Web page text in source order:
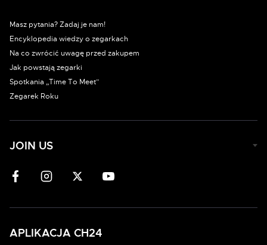
Masz pytania? Zadaj je nam!
Encyklopedia wiedzy o zegarkach
Na co zwrócić uwagę przed zakupem
Jak powstają zegarki
Spotkania „Time To Meet”
Zegarek Roku
JOIN US
APLIKACJA CH24